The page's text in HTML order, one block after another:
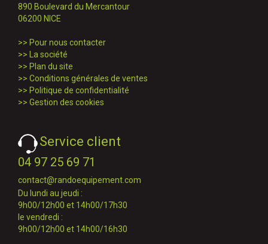
890 Boulevard du Mercantour
06200 NICE
>> Pour nous contacter
>>
La société
>> Plan du site
>> Conditions générales de ventes
>> Politique de confidentialité
>> Gestion des cookies
Service client
04 97 25 69 71
contact@randoequipement.com
Du lundi au jeudi :
9h00/12h00 et 14h00/17h30
le vendredi :
9h00/12h00 et 14h00/16h30